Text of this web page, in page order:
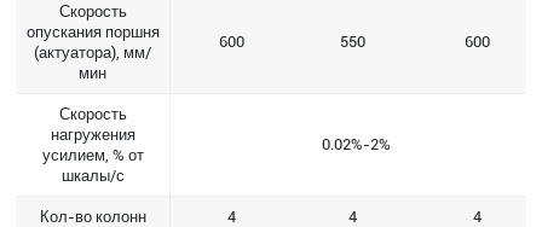
Скорость
опускания поршня
(актуатора), мм/
мин
600 550 600
Скорость
нагружения
усилием, % от
шкалы/с
0.02%-2%
Кол-во колонн 4 4 4